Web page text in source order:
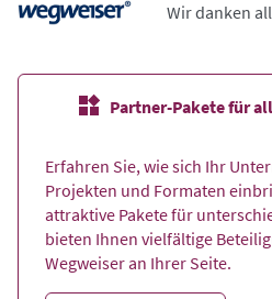
Wir danken
Partner-Pakete für
Erfahren Sie, wie sich Ihr
Projekten und Formaten
attraktive Pakete für
bieten Ihnen vielfältige
Wegweiser an Ihrer Seite.